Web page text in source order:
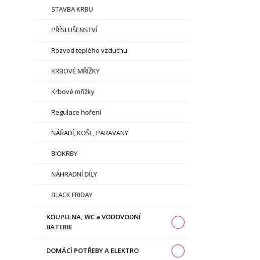
STAVBA KRBU
PŘÍSLUŠENSTVÍ
Rozvod teplého vzduchu
KRBOVÉ MŘÍŽKY
Krbové mřížky
Regulace hoření
NÁŘADÍ, KOŠE, PARAVANY
BIOKRBY
NÁHRADNÍ DÍLY
BLACK FRIDAY
KOUPELNA, WC a VODOVODNÍ
BATERIE
DOMÁCÍ POTŘEBY A ELEKTRO